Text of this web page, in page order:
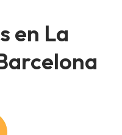
en La